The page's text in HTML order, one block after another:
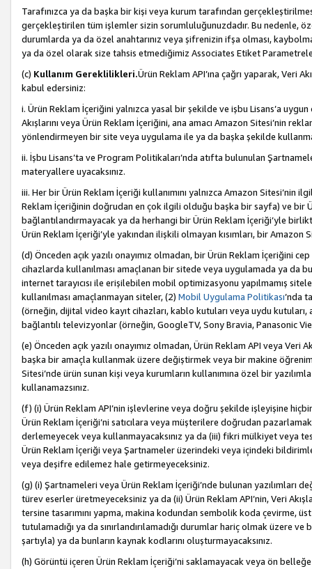
Tarafınızca ya da başka bir kişi veya kurum tarafından
gerçekleştirilen tüm işlemler sizin sorumluluğunuzdadır. Bu nedenle,
durumlarda ya da özel anahtarınız veya şifrenizin ifşa olması,
ya da özel olarak size tahsis etmediğimiz Associates Etiket
(c) Kullanım Gereklilikleri.Ürün Reklam API’ına çağrı yaparak, Veri
kabul edersiniz:
i. Ürün Reklam İçeriğini yalnızca yasal bir şekilde ve işbu Lisans’a uygun
Akışlarını veya Ürün Reklam İçeriğini, ana amacı Amazon Sitesi’nin
yönlendirmeyen bir site veya uygulama ile ya da başka şekilde
ii. İşbu Lisans’ta ve Program Politikaları’nda atıfta bulunulan
materyallere uyacaksınız.
iii. Her bir Ürün Reklam İçeriği kullanımını yalnızca Amazon
Reklam İçeriğinin doğrudan en çok ilgili olduğu başka bir sayfa) ve bir
bağlantılandırmayacak ya da herhangi bir Ürün Reklam İçeriği’yle
Ürün Reklam İçeriği’yle yakından ilişkili olmayan kısımları, bir Amazon
(d) Önceden açık yazılı onayımız olmadan, bir Ürün Reklam İçeriğini
cihazlarda kullanılması amaçlanan bir sitede veya uygulamada ya da
internet tarayıcısı ile erişilebilen mobil optimizasyonu yapılmamış
kullanılması amaçlanmayan siteler, (2) Mobil Uygulama Politikası’nda
(örneğin, dijital video kayıt cihazları, kablo kutuları veya uydu kutuları,
bağlantılı televizyonlar (örneğin, GoogleTV, Sony Bravia, Panasonic
(e) Önceden açık yazılı onayımız olmadan, Ürün Reklam API veya
başka bir amaçla kullanmak üzere değiştirmek veya bir makine
Sitesi’nde ürün sunan kişi veya kurumların kullanımına özel bir
kullanamazsınız.
(f) (i) Ürün Reklam API’nin işlevlerine veya doğru şekilde işleyişine
Ürün Reklam İçeriği’ni satıcılara veya müşterilere doğrudan
derlemeyecek veya kullanmayacaksınız ya da (iii) fikri mülkiyet veya
Ürün Reklam İçeriği veya Şartnameler üzerindeki veya içindeki
veya deşifre edilemez hale getirmeyeceksiniz.
(g) (i) Şartnameleri veya Ürün Reklam İçeriği’nde bulunan
türev eserler üretmeyeceksiniz ya da (ii) Ürün Reklam API’nin, Veri
tersine tasarımını yapma, makina kodundan sembolik koda çevirme,
tutulamadığı ya da sınırlandırılamadığı durumlar hariç olmak üzere
şartıyla) ya da bunların kaynak kodlarını oluşturmayacaksınız.
(h) Görüntü içeren Ürün Reklam İçeriği’ni saklamayacak veya ön